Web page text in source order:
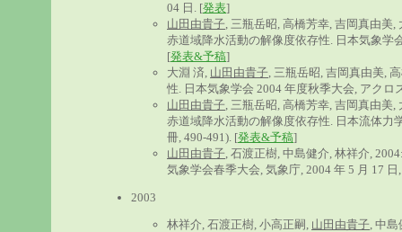
04 日. [発表]
山田由貴子, 三瓶岳昭, 高橋芳幸, 吉岡真由美
赤道域降水活動の解像度依存性. 日本気象学
[発表&予稿]
大淵 済, 山田由貴子, 三瓶岳昭, 吉岡真由美,
性. 日本気象学会 2004 年度秋季大会, アクロ
山田由貴子, 三瓶岳昭, 高橋芳幸, 吉岡真由美
赤道域降水活動の解像度依存性. 日本流体力
冊, 490-491). [発表&予稿]
山田由貴子, 石渡正樹, 中島健介, 林祥介,
気象学会春季大会, 気象庁, 2004 年 5 月 17 日
2003
林祥介, 石渡正樹, 小高正嗣, 山田由貴子 , 中